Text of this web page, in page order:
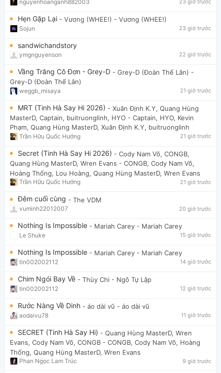
nguyenhoanganh882003 23 giờ trước
Hẹn Gặp Lại - Vương (WHEE!) - Vương (WHEE!)
Sojun 23 giờ trước
sandwichandstory
ymgnguyenson 22 giờ trước
Vầng Trăng Cô Đơn - Grey-D - Grey-D (Đoàn Thế Lân) -
Grey-D (Đoàn Thế Lân)
weggb_misaya 21 giờ trước
MRT (Tinh Hà Say Hi 2026) - Xuân Định K.Y, Quang Hùng
MasterD, Captain, buitruonglinh, HYO - Captain, HYO, Kevin
Phạm, Quang Hùng MasterD, Xuân Định K.Y, buitruonglinh
Trần Hữu Quốc Hướng 21 giờ trước
Secret (Tinh Hà Say Hi 2026) - Cody Nam Võ, CONGB,
Quang Hùng MasterD, Wren Evans - CONGB, Cody Nam Võ,
Hoàng Thống, Lou Hoàng, Quang Hùng MasterD, Wren Evans
Trần Hữu Quốc Hướng 21 giờ trước
Đêm cuối cùng - The VDM
vuminh22012007 20 giờ trước
Nothing Is Impossible - Mariah Carey - Mariah Carey
Le Shuke 15 giờ trước
Nothing Is Impossible - Mariah Carey - Mariah Carey
tin002002112 14 giờ trước
Chim Ngói Bay Về - Thùy Chi - Ngô Tự Lập
tin002002112 12 giờ trước
Rước Nàng Về Dinh - áo dài vũ - áo dài vũ
aodaivu78 11 giờ trước
SECRET (Tinh Hà Say Hi) - Quang Hùng MasterD, Wren
Evans, Cody Nam Võ, CONGB - CONGB, Cody Nam Võ, Hoàng
Thống, Quang Hùng MasterD, Wren Evans
Phan Ngọc Lam Trúc 9 giờ trước